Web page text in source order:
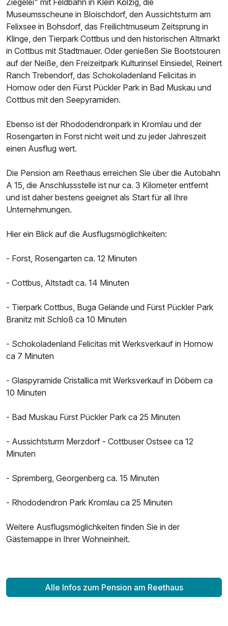
Museumsscheune in Bloischdorf, den Aussichtsturm am
Felixsee in Bohsdorf, das Freilichtmuseum Zeitsprung in
Klinge, den Tierpark Cottbus und den historischen Altmarkt
in Cottbus mit Stadtmauer. Oder genießen Sie Bootstouren
auf der Neiße, den Freizeitpark Kulturinsel Einsiedel, Reinert
Ranch Trebendorf, das Schokoladenland Felicitas in
Hornow oder den Fürst Pückler Park in Bad Muskau und
Cottbus mit den Seepyramiden.
Ebenso ist der Rhododendronpark in Kromlau und der
Rosengarten in Forst nicht weit und zu jeder Jahreszeit
einen Ausflug wert.
Die Pension am Reethaus erreichen Sie über die Autobahn
A 15, die Anschlussstelle ist nur ca. 3 Kilometer entfernt
und ist daher bestens geeignet als Start für all Ihre
Unternehmungen.
Hier ein Blick auf die Ausflugsmöglichkeiten:
- Forst, Rosengarten ca. 12 Minuten
- Cottbus, Altstadt ca. 14 Minuten
- Tierpark Cottbus, Buga Gelände und Fürst Pückler Park
Branitz mit Schloß ca 10 Minuten
- Schokoladenland Felicitas mit Werksverkauf in Hornow
ca 7 Minuten
- Glaspyramide Cristallica mit Werksverkauf in Döbern ca
10 Minuten
- Bad Muskau Fürst Pückler Park ca 25 Minuten
- Aussichtsturm Merzdorf - Cottbuser Ostsee ca 12
Minuten
- Spremberg, Georgenberg ca. 15 Minuten
- Rhododendron Park Kromlau ca 25 Minuten
Weitere Ausflugsmöglichkeiten finden Sie in der
Gästemappe in Ihrer Wohneinheit.
Alle Infos zum Pension am Reethaus